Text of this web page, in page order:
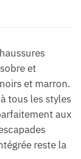
et
et marron.
tous les styles
aux
reste la